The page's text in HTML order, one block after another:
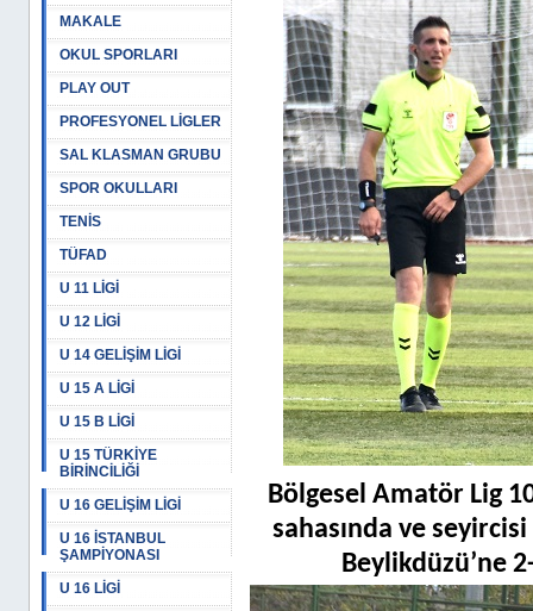
MAKALE
OKUL SPORLARI
PLAY OUT
PROFESYONEL LİGLER
SAL KLASMAN GRUBU
SPOR OKULLARI
TENİS
TÜFAD
U 11 LİGİ
U 12 LİGİ
U 14 GELİŞİM LİGİ
U 15 A LİGİ
U 15 B LİGİ
U 15 TÜRKİYE
BİRİNCİLİĞİ
U 16 GELİŞİM LİGİ
U 16 İSTANBUL
ŞAMPİYONASI
U 16 LİGİ
Bölgesel Amatör Lig
sahasında ve
Beylikdüzü’ne